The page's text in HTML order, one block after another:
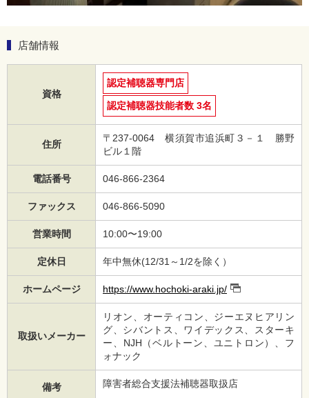
店舗情報
資格
認定補聴器専門店
認定補聴器技能者数 3名
住所
〒237-0064 横須賀市追浜町３－１ 勝野
ビル１階
電話番号 046-866-2364
ファックス 046-866-5090
営業時間 10:00〜19:00
定休日 年中無休(12/31～1/2を除く）
ホームページ https://www.hochoki-araki.jp/
取扱いメーカー
リオン、オーティコン、ジーエヌヒアリン
グ、シバントス、ワイデックス、スターキ
ー、NJH（ベルトーン、ユニトロン）、フ
ォナック
備考 障害者総合支援法補聴器取扱店